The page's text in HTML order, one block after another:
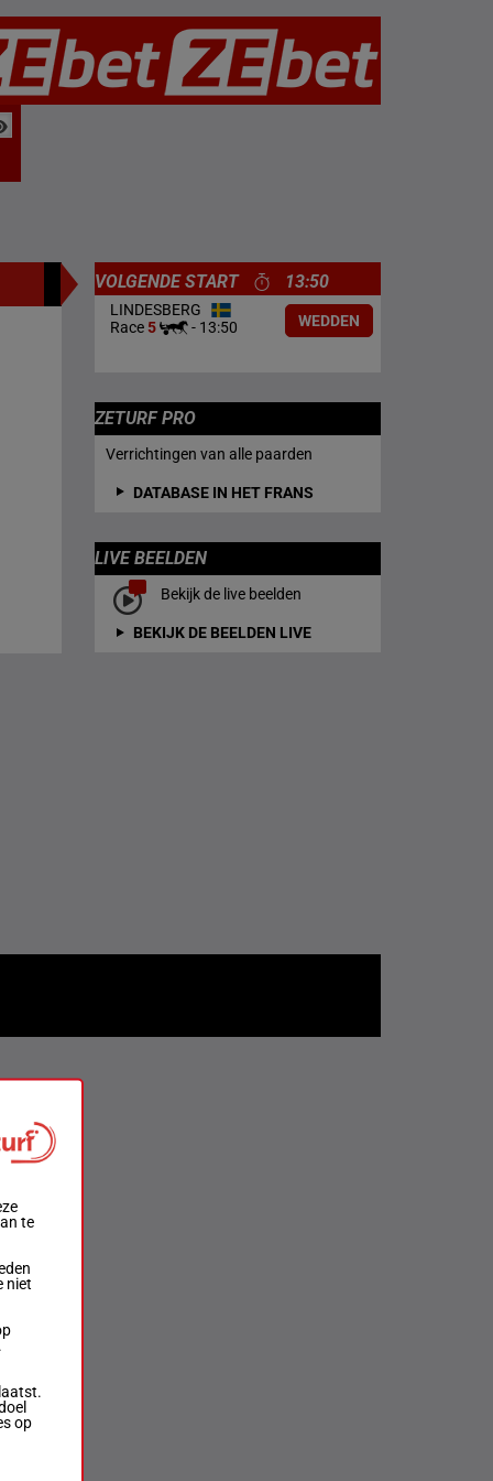
VOLGENDE START 13:50
LINDESBERG
Race5 - 13:50 WEDDEN
ZETURF PRO
Verrichtingen van alle paarden
DATABASE IN HET FRANS
LIVE BEELDEN
Bekijk de live beelden
BEKIJK DE BEELDEN LIVE
te
niet
op